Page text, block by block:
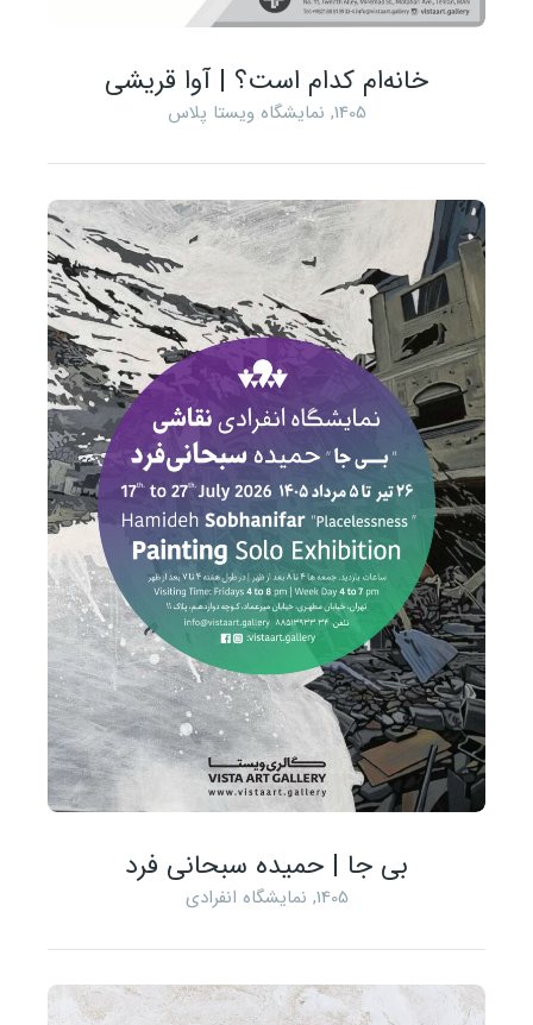
خانه‌ام کدام است؟ | آوا قریشی
1405
, نمایشگاه ویستا پلاس
بی جا | حمیده سبحانی فرد
1405
, نمایشگاه انفرادی